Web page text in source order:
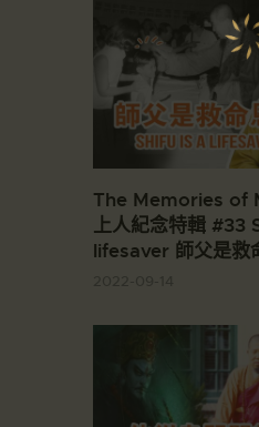
The Memories of
上人紀念特輯 #33
lifesaver 師父是救